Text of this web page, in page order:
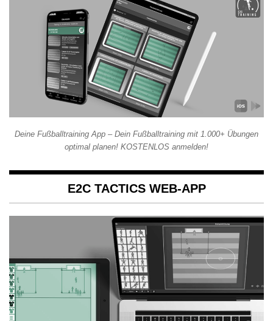
Deine Fußballtraining App – Dein Fußballtraining mit 1.000+ Übungen
optimal planen! KOSTENLOS anmelden!
E2C TACTICS WEB-APP